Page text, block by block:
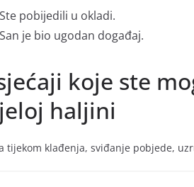
Ste pobijedili u okladi.
San je bio ugodan događaj.
koje ste
haljini
tijekom klađenja, sviđanje pobjede,